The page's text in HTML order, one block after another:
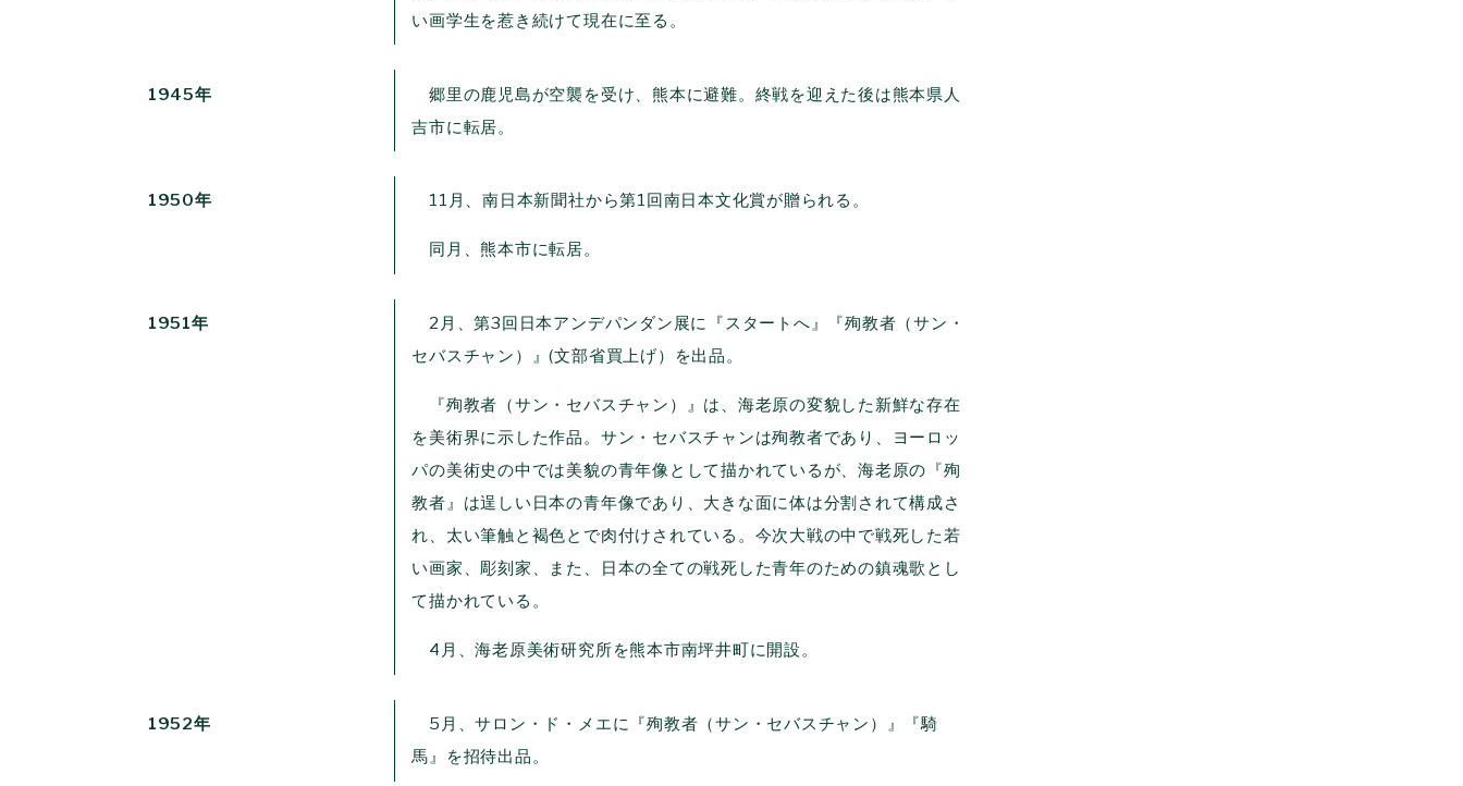
い画学生を惹き続けて現在に至る。
1945年
郷里の鹿児島が空襲を受け、熊本に避難。終戦を迎えた後は熊本県人
吉市に転居。
1950年 11月、南日本新聞社から第1回南日本文化賞が贈られる。
同月、熊本市に転居。
1951年
2月、第3回日本アンデパンダン展に『スタートへ』『殉教者（サン・
セバスチャン）』(文部省買上げ）を出品。
『殉教者（サン・セバスチャン）』は、海老原の変貌した新鮮な存在
を美術界に示した作品。サン・セバスチャンは殉教者であり、ヨーロッ
パの美術史の中では美貌の青年像として描かれているが、海老原の『殉
教者』は逞しい日本の青年像であり、大きな面に体は分割されて構成さ
れ、太い筆触と褐色とで肉付けされている。今次大戦の中で戦死した若
い画家、彫刻家、また、日本の全ての戦死した青年のための鎮魂歌とし
て描かれている。
4月、海老原美術研究所を熊本市南坪井町に開設。
1952年
5月、サロン・ド・メエに『殉教者（サン・セバスチャン）』『騎
馬』を招待出品。